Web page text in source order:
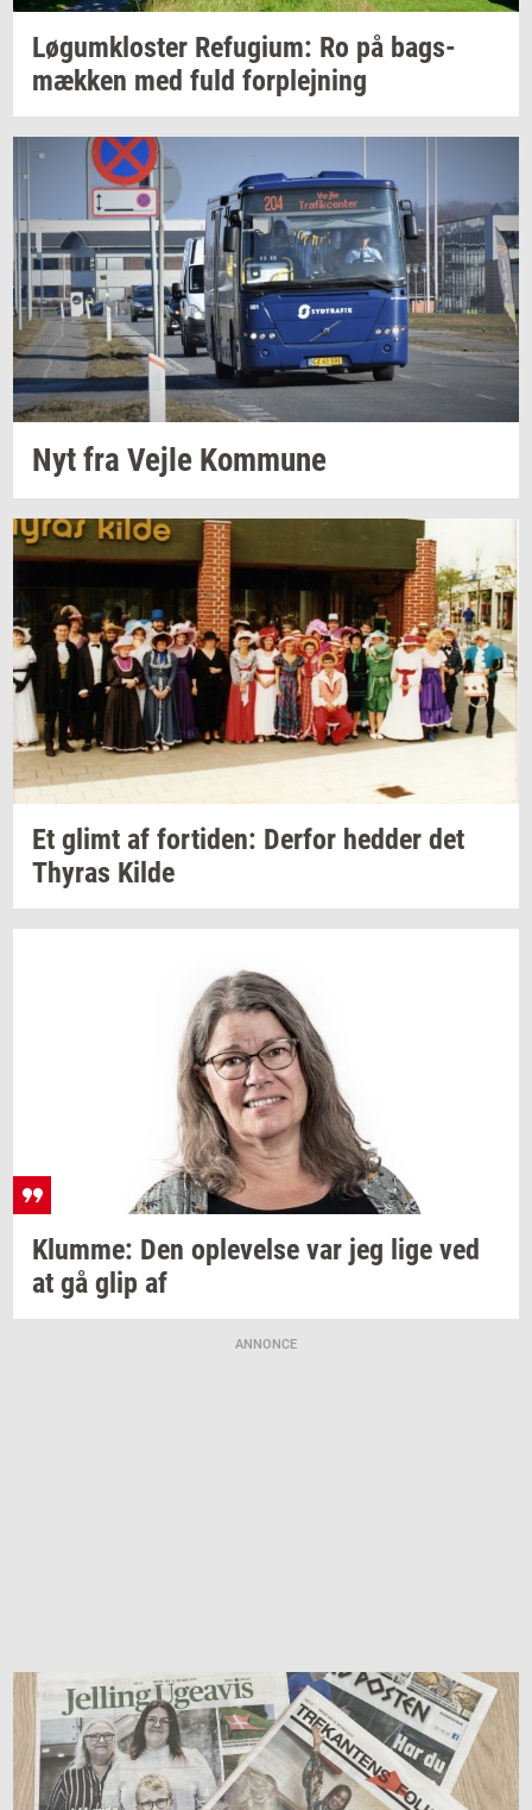
Løgum­klo­ster Re­fu­gi­um: Ro på bags­
mæk­ken med fuld for­plej­ning
Nyt fra Vejle Kom­mu­ne
Et glimt af for­ti­den: Der­for hed­der det
Thyras Kilde
Klum­me: Den op­le­vel­se var jeg lige ved
at gå glip af
ANNONCE